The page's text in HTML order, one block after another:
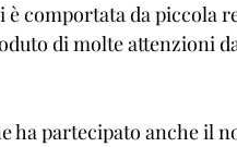
è comportata da piccola
di molte attenzioni
ha partecipato anche il